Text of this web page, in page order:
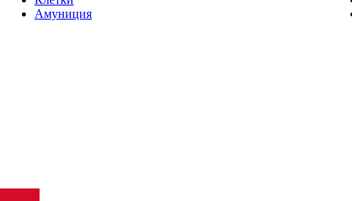
Амуниция